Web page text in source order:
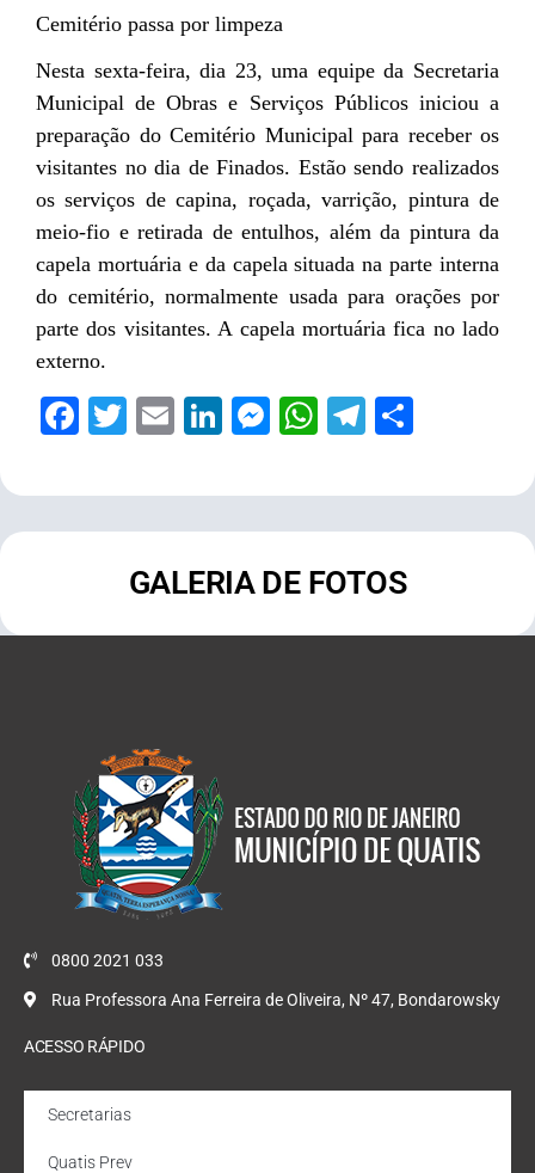
Cemitério passa por limpeza
Nesta sexta-feira, dia 23, uma equipe da Secretaria
Municipal de Obras e Serviços Públicos iniciou a
preparação do Cemitério Municipal para receber os
visitantes no dia de Finados. Estão sendo realizados
os serviços de capina, roçada, varrição, pintura de
meio-fio e retirada de entulhos, além da pintura da
capela mortuária e da capela situada na parte interna
do cemitério, normalmente usada para orações por
parte dos visitantes. A capela mortuária fica no lado
externo.
Facebook
Twitter
EmailLinkedIn
Messenger
WhatsApp
Telegram
GALERIA DE FOTOS
0800 2021 033
Rua Professora Ana Ferreira de Oliveira, Nº 47, Bondarowsky
ACESSO RÁPIDO
Secretarias
Quatis Prev